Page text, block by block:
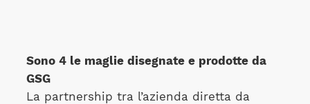
Sono 4 le maglie disegnate e prodotte da
GSG
La partnership tra l’azienda diretta da